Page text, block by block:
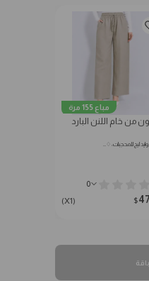
مباع 155 مرة
من خام اللنن البارد
ليج للمحجبات: ♢…
0
$
(X1)